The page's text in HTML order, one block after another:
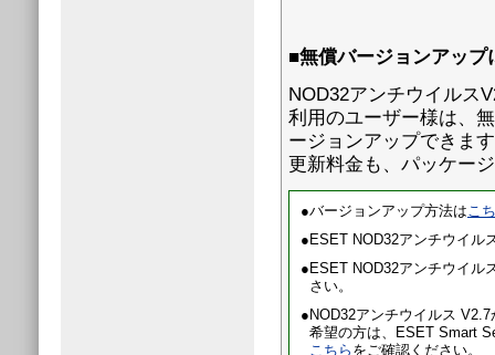
■無償バージョンアップ
NOD32アンチウイルス
利用のユーザー様は、
ージョンアップできま
更新料金も、パッケー
●バージョンアップ方法はこ
● ESET NOD32アンチウイル
● ESET NOD32アンチウイル
さい。
● NOD32アンチウイルス
希望の方は、ESET Smart
こちら をご確認ください。